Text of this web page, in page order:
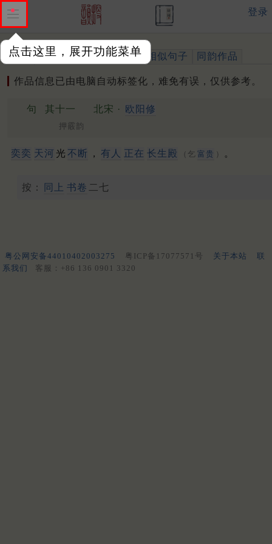
点击这里，展开功能菜单
登录
作品 标注四声 出处、引用 相似句子 同韵作品
作品信息已由电脑自动标签化，难免有误，仅供参考。
句 其十一 北宋 · 欧阳修
押霰韵
奕奕 天河 光 不断 ， 有人 正在 长生殿 （乞 富贵 ） 。
按： 同上 书卷 二七
粤公网安备44010402003275 粤ICP备17077571号 关于本站
联
系我们
客服：+86 136 0901 3320